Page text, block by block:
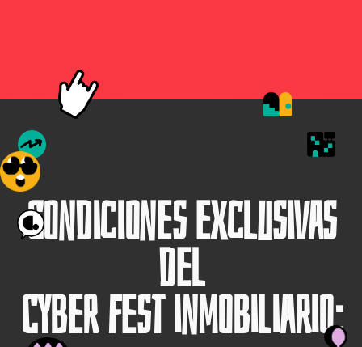
Condiciones exclusivas
del
Cyber Fest inmobiliario: